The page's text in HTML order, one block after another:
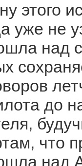
этого
уже не
над
до
что
над